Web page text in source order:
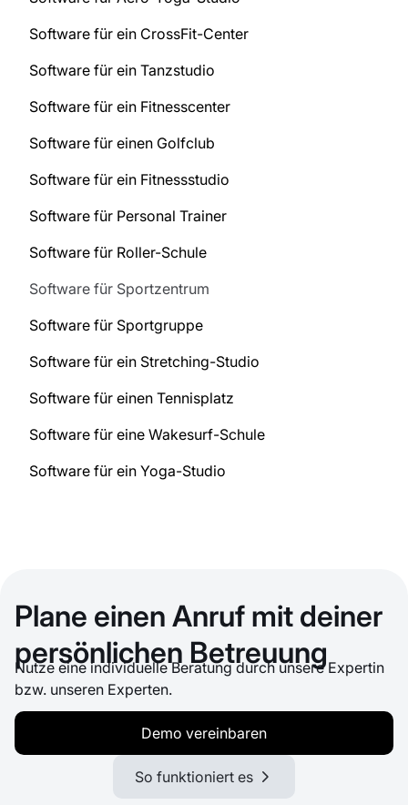
Software für ein CrossFit-Center
Software für ein Tanzstudio
Software für ein Fitnesscenter
Software für einen Golfclub
Software für ein Fitnessstudio
Software für Personal Trainer
Software für Roller-Schule
Software für Sportzentrum
Software für Sportgruppe
Software für ein Stretching-Studio
Software für einen Tennisplatz
Software für eine Wakesurf-Schule
Software für ein Yoga-Studio
Plane einen Anruf mit deiner
persönlichen Betreuung
Nutze eine individuelle Beratung durch unsere Expertin
bzw. unseren Experten.
Demo vereinbaren
So funktioniert es